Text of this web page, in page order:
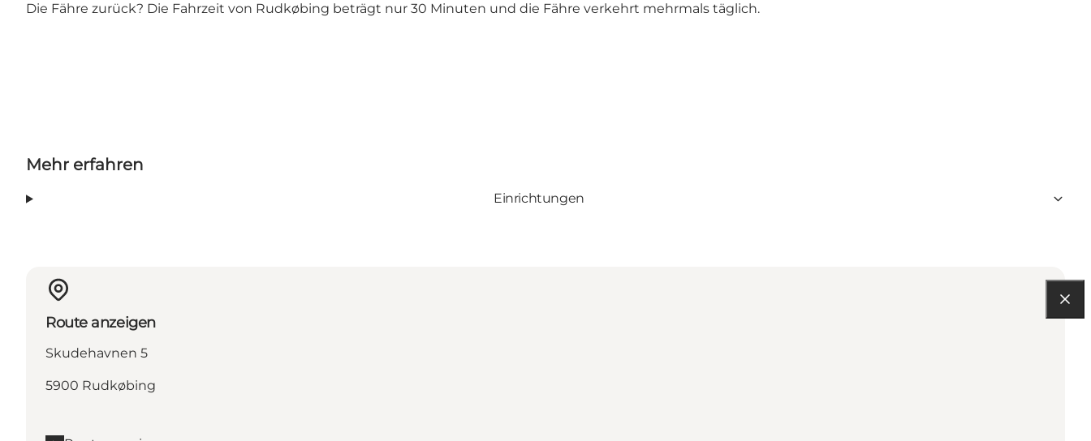
Die Fähre zurück? Die Fahrzeit von Rudkøbing beträgt nur 30 Minuten und die Fähre verkehrt mehrmals täglich.
Mehr erfahren
Einrichtungen
Route anzeigen
Skudehavnen 5
5900 Rudkøbing